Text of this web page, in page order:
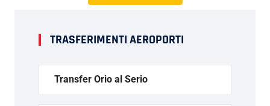
TRASFERIMENTI AEROPORTI
Transfer Orio al Serio